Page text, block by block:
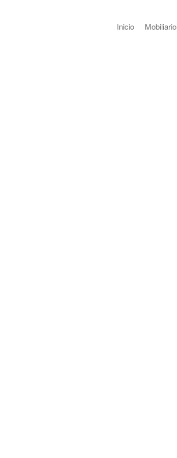
Inicio Mobiliario